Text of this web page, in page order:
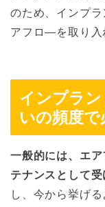
のため、インプ
アフロ―を取り入
インプラ
いの頻度で
一般的には、エ
テナンスとして受
し、今から挙げ